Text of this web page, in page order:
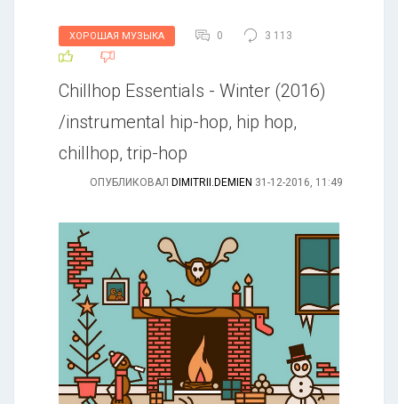
ХОРОШАЯ МУЗЫКА 0 3 113
Chillhop Essentials - Winter (2016)
/instrumental hip-hop, hip hop,
chillhop, trip-hop
ОПУБЛИКОВАЛ DIMITRII.DEMIEN 31-12-2016, 11:49